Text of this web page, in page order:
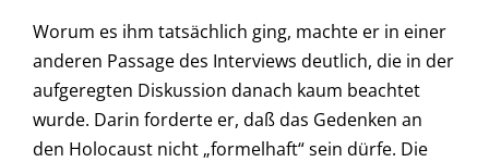
Worum es ihm tatsächlich ging, machte er in einer
anderen Passage des Interviews deutlich, die in der
aufgeregten Diskussion danach kaum beachtet
wurde. Darin forderte er, daß das Gedenken an
den Holocaust nicht „formelhaft“ sein dürfe. Die